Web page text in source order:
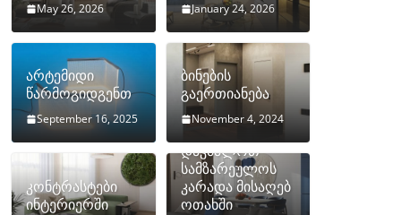
May 26, 2026 January 24, 2026
არტემიდი
წარმოგიდგენთ
September 16, 2025
ბინების
გაერთიანება
November 4, 2024
კონტრასტები
ინტერიერში
როგორ
დავმალოთ
სამზარეულოს
კარადა მისაღებ
ოთახში